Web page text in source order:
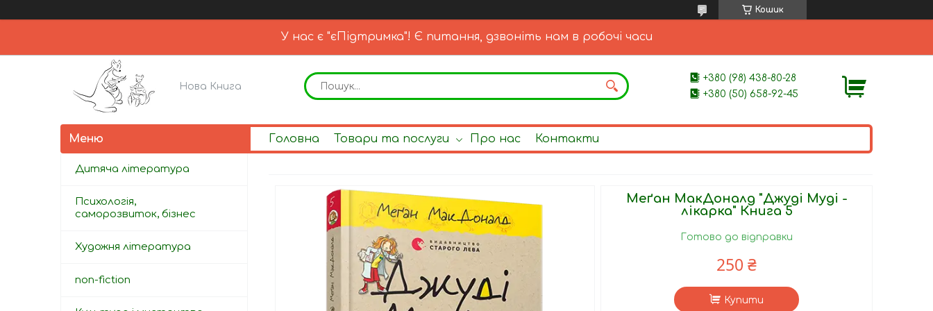
Кошик
У нас є "єПідтримка"! Є питання, дзвоніть нам в робочі часи
Нова Книга
+380 (98) 438-80-28
+380 (50) 658-92-45
Головна Товари та послуги Про нас Контакти
Меґан МакДоналд "Джуді Муді -
лікарка" Книга 5
Готово до відправки
250 ₴
Купити
Дитяча література
Психологія,
саморозвиток, бізнес
Художня література
non-fiction